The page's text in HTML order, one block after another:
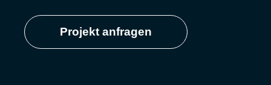
Projekt anfragen